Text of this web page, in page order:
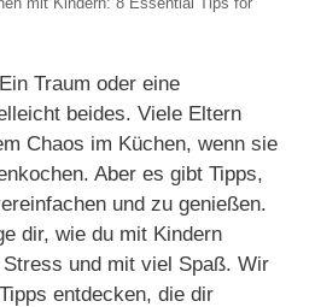
Traum oder eine
beides. Viele Eltern
Chaos im Küchen, wenn sie
Aber es gibt Tipps,
und zu genießen.
dir, wie du mit Kindern
und mit viel Spaß. Wir
entdecken, die dir